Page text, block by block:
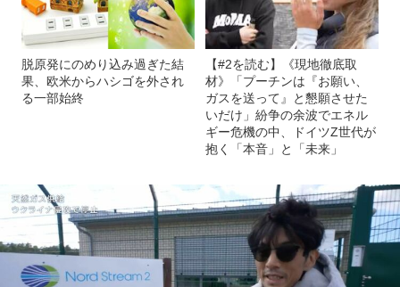
脱原発にのめり込み過ぎた結
果、欧米からハシゴを外され
る一部始終
【#2を読む】《現地徹底取
材》「プーチンは『お願い、
ガスを送って』と懇願させた
いだけ」紛争の余波でエネル
ギー危機の中、ドイツZ世代が
抱く「本音」と「未来」